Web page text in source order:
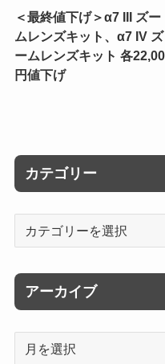
＜最終値下げ＞α7 III ズー
ムレンズキット、α7 IV ズ
ームレンズキット 各
円値下げ
カテゴリー
リ
ー
アーカイブ